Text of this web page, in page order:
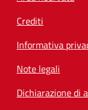
Crediti
Informativa
Note legali
Dichiarazione di